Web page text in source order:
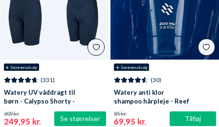
☀️ Sommerudsalg
Se størrelser
(331)
Watery UV våddragt til
børn - Calypso Shorty -
Mørkeblå
249,95 kr.
309 kr.
☀️ Sommerudsalg
Tilføj
(30)
Watery anti klor
shampoo hårpleje - Reef
69,95 kr.
85 kr.